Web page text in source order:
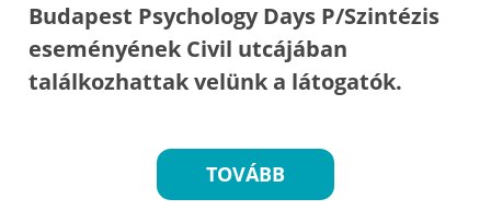
Budapest Psychology Days P/Szintézis
eseményének Civil utcájában
találkozhattak velünk a látogatók.
TOVÁBB